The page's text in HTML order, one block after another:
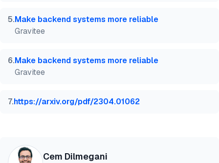
5.Make backend systems more reliable
Gravitee
6.Make backend systems more reliable
Gravitee
7.https://arxiv.org/pdf/2304.01062
Cem Dilmegani